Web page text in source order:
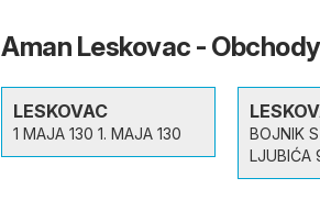
Aman Leskovac -
LESKOVAC
1 MAJA 130 1. MAJA 130
BOJNIK
LJUBIĆA